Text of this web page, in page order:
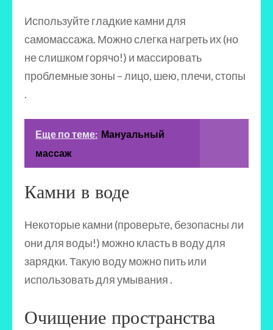
Используйте гладкие камни для
самомассажа. Можно слегка нагреть их (но
не слишком горячо!) и массировать
проблемные зоны – лицо, шею, плечи, стопы
.
Еще по теме: Мануальный
массаж
Камни в воде
Некоторые камни (проверьте, безопасны ли
они для воды!) можно класть в воду для
зарядки. Такую воду можно пить или
использовать для умывания .
Очищение пространства